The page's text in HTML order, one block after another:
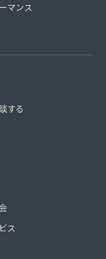
マンス
する
ス